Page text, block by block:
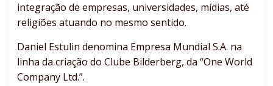
integração de empresas, universidades, mídias, até
religiões atuando no mesmo sentido.
Daniel Estulin denomina Empresa Mundial S.A. na
linha da criação do Clube Bilderberg, da “One World
Company Ltd.”.